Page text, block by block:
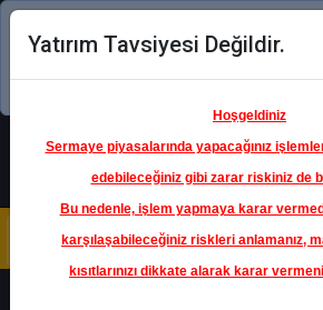
Şimdi uygulamayı
Yatırım Tavsiyesi Değildir.
Hoşgeldiniz
Sermaye piyasalarında yapacağınız
edebileceğiniz gibi zarar riskiniz de
Bu nedenle, işlem yapmaya karar
karşılaşabileceğiniz riskleri anlamanız,
kısıtlarınızı dikkate alarak karar